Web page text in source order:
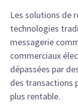
Les solutions de
technologies
messagerie
commerciaux
dépassées par
des transactions
plus rentable.